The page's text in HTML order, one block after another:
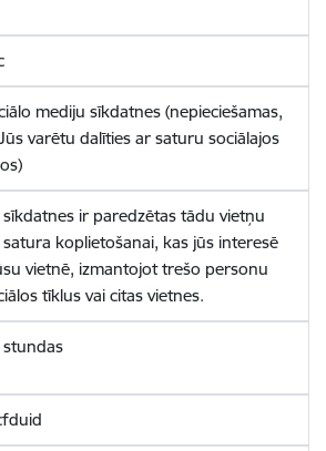
mediju sīkdatnes (nepieciešamas,
varētu dalīties ar saturu sociālajos
sīkdatnes ir paredzētas tādu vietņu
koplietošanai, kas jūs interesē
vietnē, izmantojot trešo personu
tīklus vai citas vietnes.